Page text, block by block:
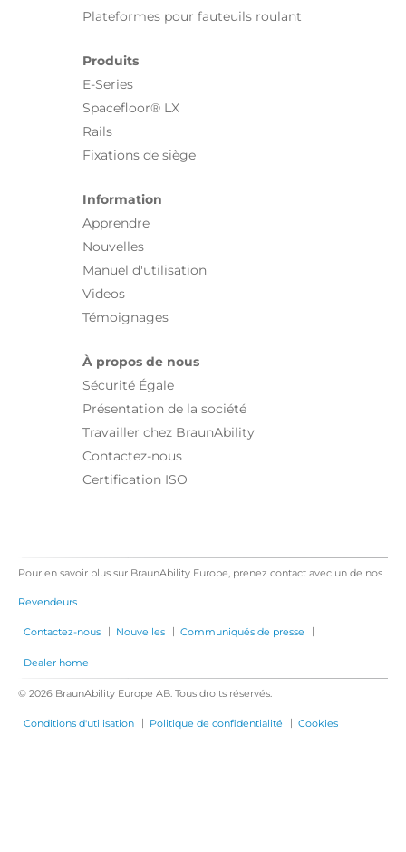
Plateformes pour fauteuils roulant
Produits
E-Series
Spacefloor® LX
Rails
Fixations de siège
Information
Apprendre
Nouvelles
Manuel d'utilisation
Videos
Témoignages
À propos de nous
Sécurité Égale
Présentation de la société
Travailler chez BraunAbility
Contactez-nous
Certification ISO
Pour en savoir plus sur BraunAbility Europe, prenez contact avec un de nos
Revendeurs
Contactez-nous | Nouvelles | Communiqués de presse |
Dealer home
© 2026 BraunAbility Europe AB. Tous droits réservés.
Conditions d'utilisation | Politique de confidentialité | Cookies